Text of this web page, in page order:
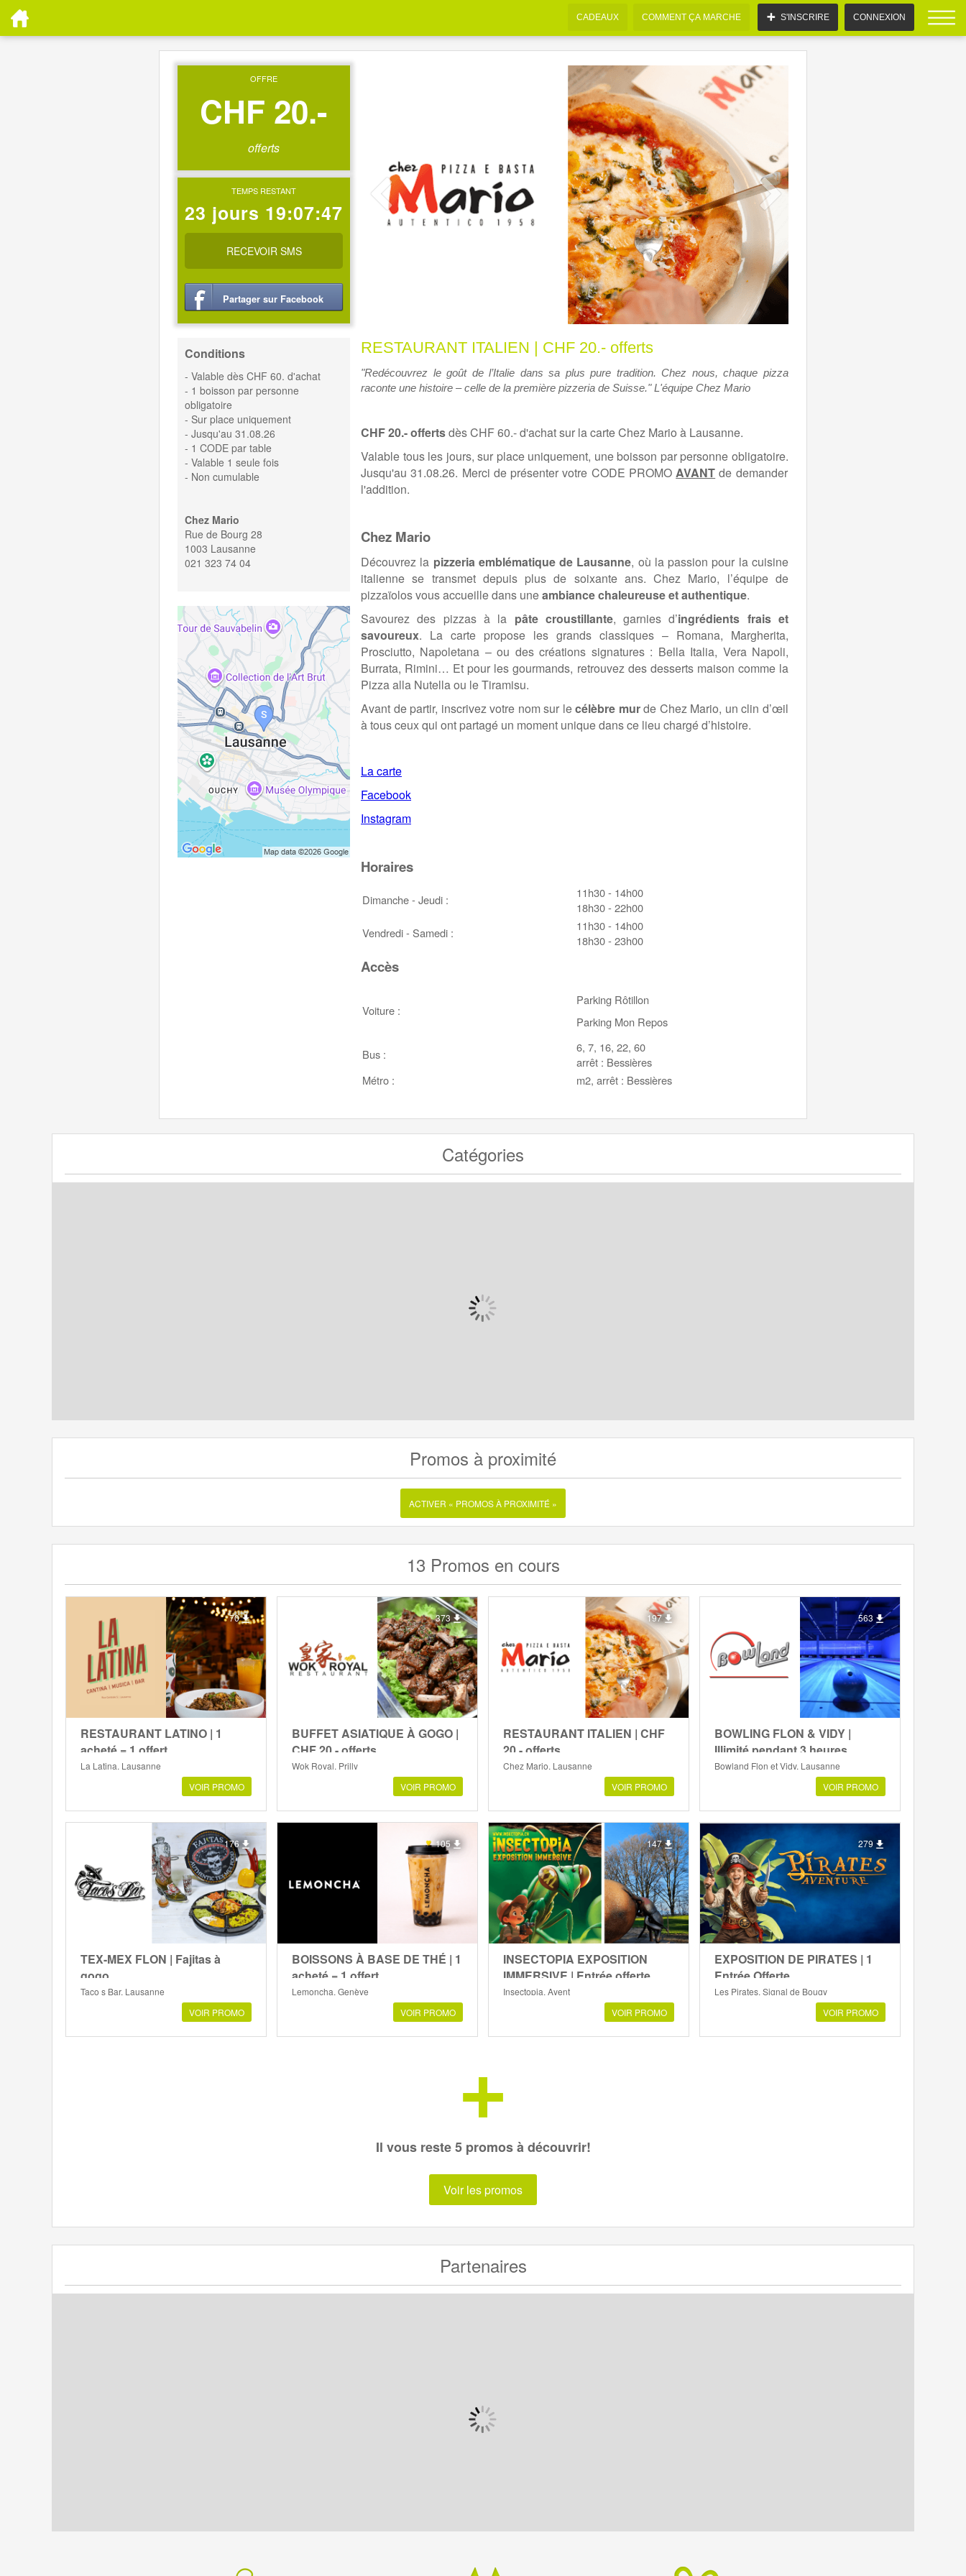
CADEAUX COMMENT ÇA MARCHE S'INSCRIRE CONNEXION
OFFRE
CHF 20.-
offerts
TEMPS RESTANT
23 jours 19:07:47
RECEVOIR SMS
Partager sur Facebook
Conditions
- Valable dès CHF 60. d'achat
- 1 boisson par personne
obligatoire
- Sur place uniquement
- Jusqu'au 31.08.26
- 1 CODE par table
- Valable 1 seule fois
- Non cumulable
Chez Mario
Rue de Bourg 28
1003 Lausanne
021 323 74 04
RESTAURANT ITALIEN | CHF 20.- offerts
"Redécouvrez le goût de l’Italie dans sa plus pure tradition. Chez nous, chaque pizza
raconte une histoire – celle de la première pizzeria de Suisse." L'équipe Chez Mario
CHF 20.- offertsdès CHF 60.- d'achat sur la carte Chez Mario à Lausanne.
Valable tous les jours, sur place uniquement, une boisson par personne obligatoire.
Jusqu'au 31.08.26. Merci de présenter votre CODE PROMOAVANT de demander
l'addition.
Chez Mario
Découvrez la pizzeria emblématique de Lausanne, où la passion pour la cuisine
italienne se transmet depuis plus de soixante ans. Chez Mario, l’équipe de
pizzaïolos vous accueille dans uneambiance chaleureuse et authentique.
Savourez des pizzas à la pâte croustillante, garnies d’ingrédients frais et
savoureux. La carte propose les grands classiques – Romana, Margherita,
Prosciutto, Napoletana – ou des créations signatures : Bella Italia, Vera Napoli,
Burrata, Rimini… Et pour les gourmands, retrouvez des desserts maison comme la
Pizza alla Nutella ou le Tiramisu.
Avant de partir, inscrivez votre nom sur lecélèbre murde Chez Mario, un clin d’œil
à tous ceux qui ont partagé un moment unique dans ce lieu chargé d’histoire.
La carte
Facebook
Instagram
Horaires
Dimanche - Jeudi :
11h30 - 14h00
18h30 - 22h00
Vendredi - Samedi :
11h30 - 14h00
18h30 - 23h00
Accès
Voiture :
Parking Rôtillon
Parking Mon Repos
Bus :
6, 7, 16, 22, 60
arrêt : Bessières
Métro :
m2, arrêt : Bessières
Catégories
Promos à proximité
ACTIVER « PROMOS À PROXIMITÉ »
13 Promos en cours
70
RESTAURANT LATINO | 1
acheté = 1 offert
La Latina, Lausanne
VOIR PROMO
373
BUFFET ASIATIQUE À GOGO |
CHF 20.- offerts
Wok Royal, Prilly
VOIR PROMO
197
RESTAURANT ITALIEN | CHF
20.- offerts
Chez Mario, Lausanne
VOIR PROMO
563
BOWLING FLON & VIDY |
Illimité pendant 3 heures
Bowland Flon et Vidy, Lausanne
VOIR PROMO
176
TEX-MEX FLON | Fajitas à
gogo
Taco s Bar, Lausanne
VOIR PROMO
105
BOISSONS À BASE DE THÉ | 1
acheté = 1 offert
Lemoncha, Genève
VOIR PROMO
147
INSECTOPIA EXPOSITION
IMMERSIVE | Entrée offerte
Insectopia, Ayent
VOIR PROMO
279
EXPOSITION DE PIRATES | 1
Entrée Offerte
Les Pirates, Signal de Bougy
VOIR PROMO
+
Il vous reste 5 promos à découvrir!
Voir les promos
Partenaires